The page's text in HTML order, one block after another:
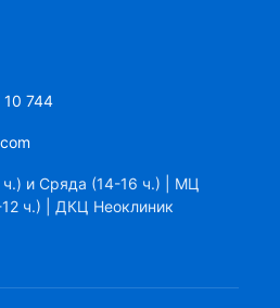
744
ч.) и Сряда (14-16 ч.) | МЦ
ч.) | ДКЦ Неоклиник